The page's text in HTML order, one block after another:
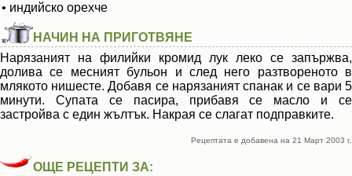
• индийско орехче
НАЧИН НА ПРИГОТВЯНЕ
Нарязаният на филийки кромид лук леко се запържва,
долива се месният бульон и след него разтвореното в
млякото нишесте. Добавя се нарязаният спанак и се вари 5
минути. Супата се пасира, прибавя се масло и се
застройва с един жълтък. Накрая се слагат подправките.
Рецептата е добавена на 21 Март 2003 г.
ОЩЕ РЕЦЕПТИ ЗА: